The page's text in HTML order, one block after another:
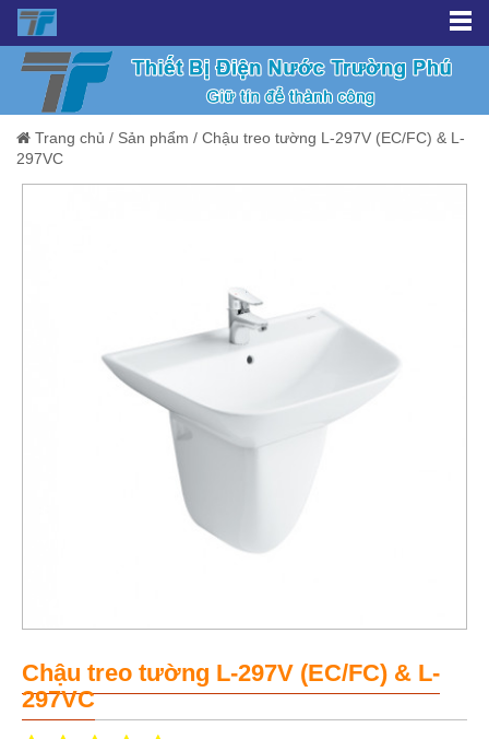
Trang chủ / Sản phẩm / Chậu treo tường L-297V (EC/FC) & L-
297VC
Chậu treo tường L-297V (EC/FC) & L-
297VC